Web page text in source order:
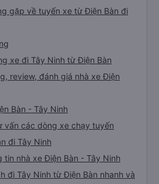
gặp về tuyến xe từ Điện Bàn đi
xe đi Tây Ninh từ Điện Bàn
review, đánh giá nhà xe Điện
Bàn - Tây Ninh
vấn các dòng xe chạy tuyến
đi Tây Ninh
tin nhà xe Điện Bàn - Tây Ninh
đi Tây Ninh từ Điện Bàn nhanh và